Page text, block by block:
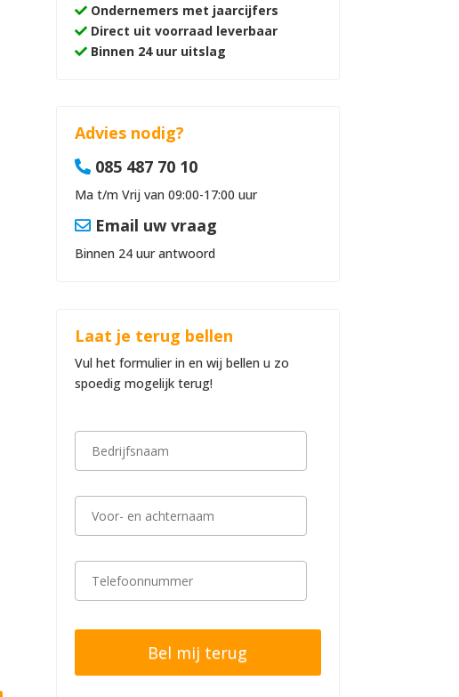
Ondernemers met jaarcijfers
Direct uit voorraad leverbaar
Binnen 24 uur uitslag
Advies nodig?
085 487 70 10
Ma t/m Vrij van 09:00-17:00 uur
Email uw vraag
Binnen 24 uur antwoord
Laat je terug bellen
Vul het formulier in en wij bellen u zo
spoedig mogelijk terug!
B
r
i
s
m
V
r
-
a
h
T
e
n